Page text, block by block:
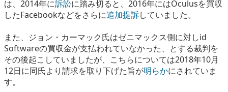
は、2014年に訴訟に踏み切ると、2016年にはOculusを買収
したFacebookなどをさらに追加提訴していました。
また、ジョン・カーマック氏はゼニマックス側に対しid
Softwareの買収金が支払われていなかった、とする裁判を
その後起こしていましたが、こちらについては2018年10月
12日に同氏より請求を取り下げた旨が明らかにされていま
す。